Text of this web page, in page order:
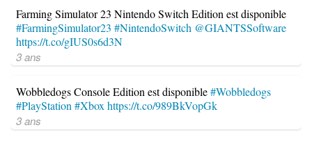
Farming Simulator 23 Nintendo Switch Edition est disponible
#FarmingSimulator23 #NintendoSwitch @GIANTSSoftware
https://t.co/gIUS0s6d3N
3 ans
Wobbledogs Console Edition est disponible#Wobbledogs
#PlayStation #Xbox https://t.co/989BkVopGk
3 ans